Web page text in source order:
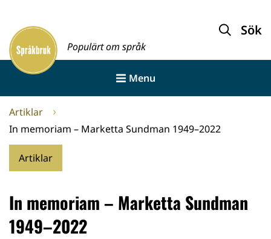
innehållet
Framsida
Populärt om språk
Sök
Menu
Artiklar
In memoriam – Marketta Sundman 1949–2022
Artiklar
In memoriam – Marketta Sundman
1949–2022